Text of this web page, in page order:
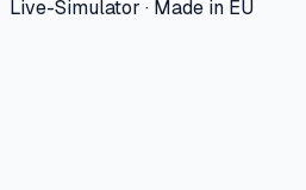
Live-Simulator · Made in EU